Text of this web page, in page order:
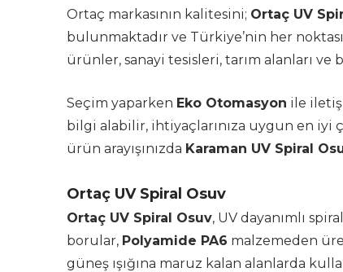
Ortaç markasının kalitesini; Ortaç UV
bulunmaktadır ve Türkiye’nin her
ürünler, sanayi tesisleri, tarım alanları
Seçim yaparken Eko Otomasyon ile
bilgi alabilir, ihtiyaçlarınıza uygun en
ürün arayışınızda Karaman UV Spiral
Ortaç UV Spiral Osuv
Ortaç UV Spiral Osuv, UV dayanımlı
borular, Polyamide PA6 malzemeden
güneş ışığına maruz kalan alanlarda